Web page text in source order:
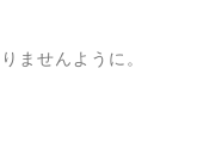
ませんように。